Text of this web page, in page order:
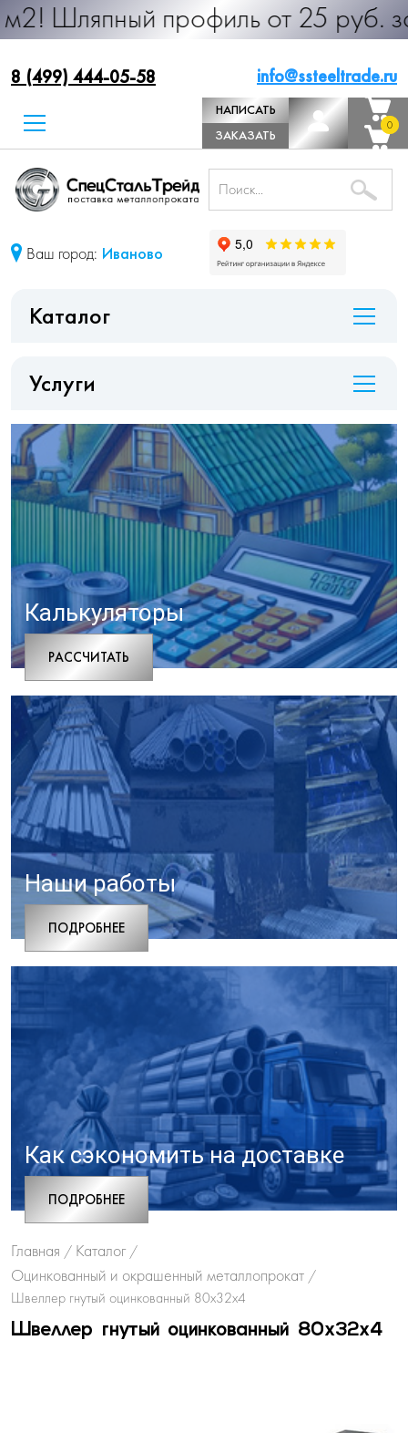
профиль от 25 руб. за м.п.
8 (499) 444-05-58 info@ssteeltrade.ru
НАПИСАТЬ
ДИРЕКТОРУ
ЗАКАЗАТЬ
ЗВОНОК
0
0
Ваш город: Иваново
Каталог
Услуги
Калькуляторы
РАCСЧИТАТЬ
Наши работы
ПОДРОБНЕЕ
Как сэкономить на доставке
ПОДРОБНЕЕ
Главная / Каталог /
Оцинкованный и окрашенный металлопрокат /
Швеллер гнутый оцинкованный 80х32х4
Швеллер гнутый оцинкованный 80х32х4